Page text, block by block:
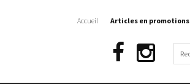
Accueil Articles en promotions